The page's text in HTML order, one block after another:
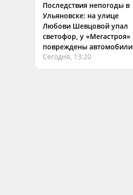
Последствия непогоды в
Ульяновске: на улице
Любови Шевцовой упал
светофор, у «Мегастроя»
повреждены автомобили
Сегодня, 13:20